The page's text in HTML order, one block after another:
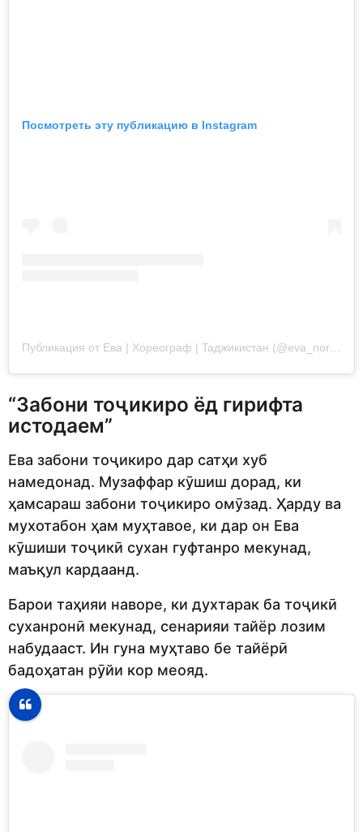
Посмотреть эту публикацию в Instagram
Публикация от Eвa | Хореограф | Taджикистан (@eva_norkulova)
“Забони тоҷикиро ёд гирифта
истодаем”
Ева забони тоҷикиро дар сатҳи хуб
намедонад. Музаффар кӯшиш дорад, ки
ҳамсараш забони тоҷикиро омӯзад. Ҳарду ва
мухотабон ҳам муҳтавое, ки дар он Ева
кӯшиши тоҷикӣ сухан гуфтанро мекунад,
маъқул кардаанд.
Барои таҳияи наворе, ки духтарак ба тоҷикӣ
суханронӣ мекунад, сенарияи тайёр лозим
набудааст. Ин гуна муҳтаво бе тайёрӣ
бадоҳатан рӯйи кор меояд.